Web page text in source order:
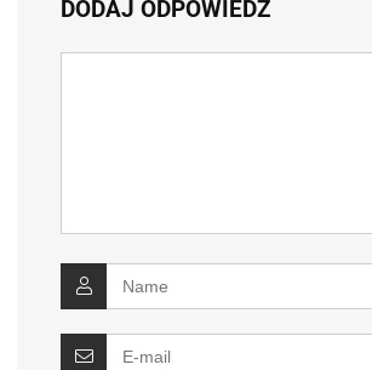
DODAJ ODPOWIEDŹ